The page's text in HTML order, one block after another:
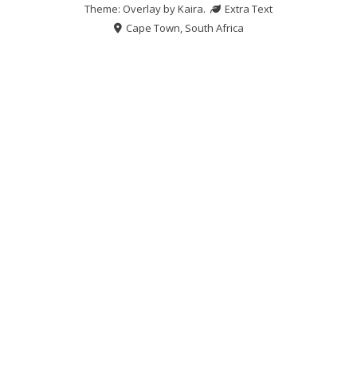
Theme: Overlay byKaira.
Extra Text
Cape Town, South Africa